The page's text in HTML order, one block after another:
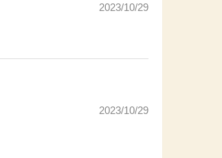
2023/10/29
2023/10/29